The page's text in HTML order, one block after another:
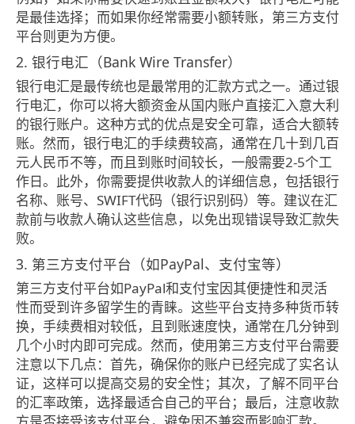
是最佳选择；而如果你经常需要小额转账，第三方支付
平台则更为方便。
2. 银行电汇（Bank Wire Transfer）
银行电汇是最传统也是最常用的汇款方式之一。通过银
行电汇，你可以将大额资金从国内账户直接汇入意大利
的银行账户。这种方式的优点是安全可靠，适合大额转
账。然而，银行电汇的手续费较高，通常在几十到几百
元人民币不等，而且到账时间较长，一般需要2-5个工
作日。此外，你需要提供收款人的详细信息，包括银行
名称、账号、SWIFT代码（银行识别码）等。建议在汇
款前与收款人确认这些信息，以免出现错误导致汇款失
败。
3. 第三方支付平台（如PayPal、支付宝等）
第三方支付平台如PayPal和支付宝因其便捷性和灵活
性而受到许多留学生的青睐。这些平台支持多种货币转
换，手续费相对较低，且到账速度快，通常在几分钟到
几个小时内即可完成。然而，使用第三方支付平台需要
注意以下几点：首先，确保你的账户已经完成了实名认
证，这样可以提高交易的安全性；其次，了解不同平台
的汇率政策，选择最适合自己的平台；最后，注意收款